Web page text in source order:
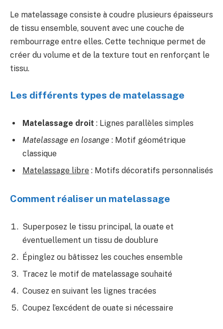
Le matelassage consiste à coudre plusieurs épaisseurs
de tissu ensemble, souvent avec une couche de
rembourrage entre elles. Cette technique permet de
créer du volume et de la texture tout en renforçant le
tissu.
Les différents types de matelassage
Matelassage droit : Lignes parallèles simples
Matelassage en losange : Motif géométrique
classique
Matelassage libre : Motifs décoratifs personnalisés
Comment réaliser un matelassage
Superposez le tissu principal, la ouate et
éventuellement un tissu de doublure
Épinglez ou bâtissez les couches ensemble
Tracez le motif de matelassage souhaité
Cousez en suivant les lignes tracées
Coupez l’excédent de ouate si nécessaire